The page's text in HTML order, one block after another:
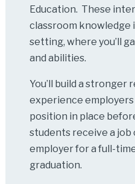
Education. These
classroom knowledge
setting, where you’ll
and abilities.
You’ll build a stronger
experience employers
position in place
students receive a
employer for a full-
graduation.